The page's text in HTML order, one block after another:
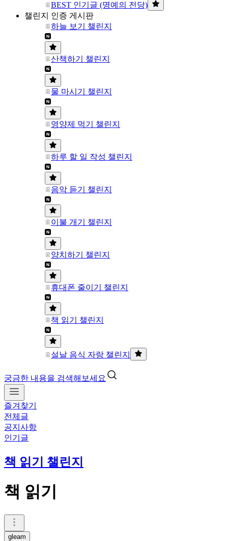
BEST 인기글 (명예의 전당)
챌린지 인증 게시판
하늘 보기 챌린지
산책하기 챌린지
물 마시기 챌린지
영양제 먹기 챌린지
하루 할 일 작성 챌린지
음악 듣기 챌린지
이불 개기 챌린지
양치하기 챌린지
휴대폰 줄이기 챌린지
책 읽기 챌린지
설날 음식 자랑 챌린지
궁금한 내용을 검색해보세요
즐겨찾기
전체글
공지사항
인기글
책 읽기 챌린지
책 읽기
gleam